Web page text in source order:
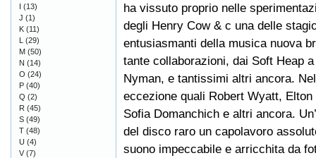
ha vissuto proprio nelle
degli Henry Cow & c una delle
entusiasmanti della musica nuova
tante collaborazioni, dai Soft Heap
Nyman, e tantissimi altri ancora.
eccezione quali Robert Wyatt,
Sofia Domanchich e altri ancora.
del disco raro un capolavoro
suono impeccabile e arricchita da
I (13)
J (1)
K (11)
L (29)
M (50)
N (14)
O (24)
P (40)
Q (2)
R (45)
S (49)
T (48)
U (4)
V (7)